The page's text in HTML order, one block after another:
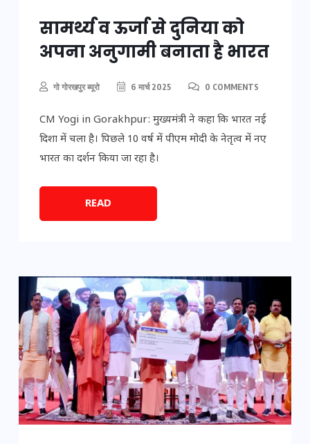
सामर्थ्य व ऊर्जा से दुनिया को
अपना अनुगामी बनाता है भारत
गो गोरखपुर ब्यूरो 6 मार्च 2025 0 COMMENTS
CM Yogi in Gorakhpur: मुख्यमंत्री ने कहा कि भारत नई
दिशा में चला है। पिछले 10 वर्ष में पीएम मोदी के नेतृत्व में नए
भारत का दर्शन किया जा रहा है।
READ